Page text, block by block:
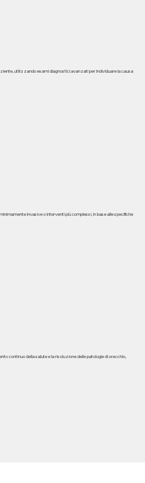
utilizzando esami diagnostici avanzati per individuare la causa
invasive o interventi più complessi, in base alle specifiche
continuo della salute e la risoluzione delle patologie di orecchio,